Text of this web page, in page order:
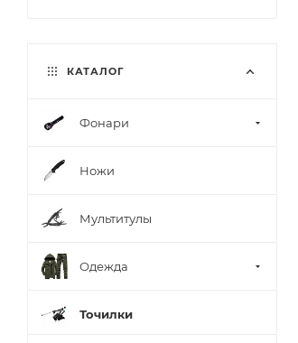
КАТАЛОГ
Фонари
Ножи
Мультитулы
Одежда
Точилки